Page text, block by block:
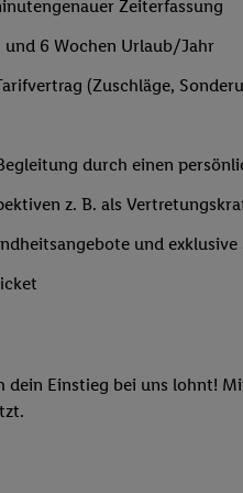
Zeiterfassung
6 Wochen Urlaub/Jahr
(Zuschläge,
durch einen
z. B. als
und
dein Einstieg bei uns lohnt!
Ihnen personalisierte
auch Ihre in einen
Technologie in den
werden diese
Lidl-Diensten zu
können Ihre
Durch einen Klick auf